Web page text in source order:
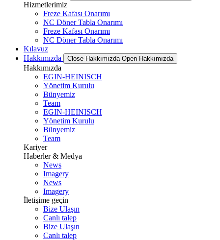
Hizmetlerimiz
Freze Kafası Onarımı
NC Döner Tabla Onarımı
Freze Kafası Onarımı
NC Döner Tabla Onarımı
Kılavuz
Hakkımızda
Close Hakkımızda Open Hakkımızda
Hakkımızda
EGIN-HEINISCH
Yönetim Kurulu
Bünyemiz
Team
EGIN-HEINISCH
Yönetim Kurulu
Bünyemiz
Team
Kariyer
Haberler & Medya
News
Imagery
News
Imagery
İletişime geçin
Bize Ulaşın
Canlı talep
Bize Ulaşın
Canlı talep